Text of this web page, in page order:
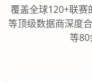
覆盖全球120+联
等顶级数据商深度
等80